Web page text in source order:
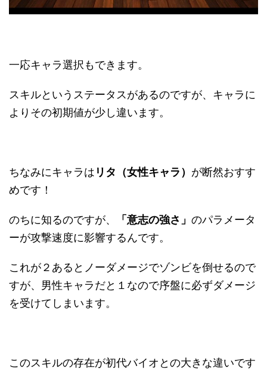
一応キャラ選択もできます。
スキルというステータスがあるのですが、キャラに
よりその初期値が少し違います。
ちなみにキャラは リタ（女性キャラ） が断然おすす
めです！
のちに知るのですが、 「意志の強さ」 のパラメータ
ーが攻撃速度に影響するんです。
これが２あるとノーダメージでゾンビを倒せるので
すが、男性キャラだと１なので序盤に必ずダメージ
を受けてしまいます。
このスキルの存在が初代バイオとの大きな違いです